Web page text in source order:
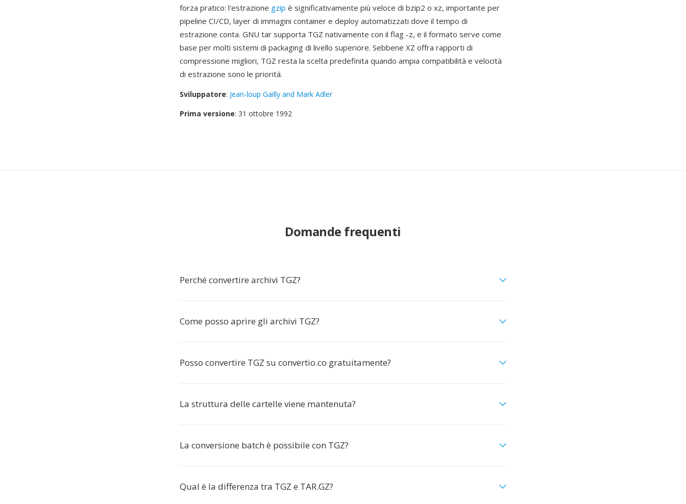
forza pratico: l'estrazione gzip è significativamente più veloce di bzip2 o xz, importante per
pipeline CI/CD, layer di immagini container e deploy automatizzati dove il tempo di
estrazione conta. GNU tar supporta TGZ nativamente con il flag -z, e il formato serve come
base per molti sistemi di packaging di livello superiore. Sebbene XZ offra rapporti di
compressione migliori, TGZ resta la scelta predefinita quando ampia compatibilità e velocità
di estrazione sono le priorità.
Sviluppatore: Jean-loup Gailly and Mark Adler
Prima versione: 31 ottobre 1992
Domande frequenti
Perché convertire archivi TGZ?
Come posso aprire gli archivi TGZ?
Posso convertire TGZ su convertio.co gratuitamente?
La struttura delle cartelle viene mantenuta?
La conversione batch è possibile con TGZ?
Qual è la differenza tra TGZ e TAR.GZ?